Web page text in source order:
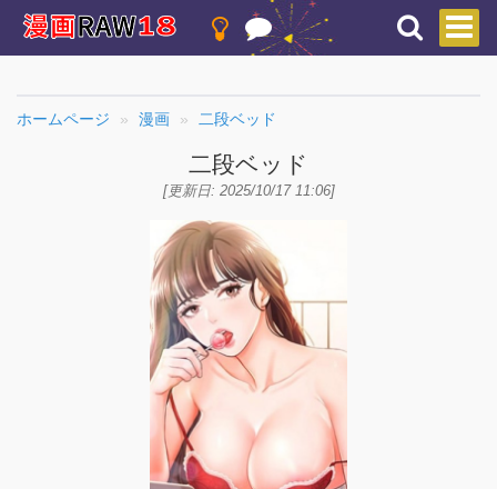
ホームページ 漫画 二段ベッド
二段ベッド
[更新日: 2025/10/17 11:06]